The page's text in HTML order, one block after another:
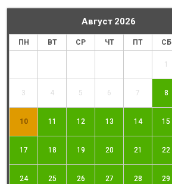
Август 2026
ПН ВТ СР ЧТ ПТ СБ
1
3 4 5 6 7 8
10 11 12 13 14 15
17 18 19 20 21 22
24 25 26 27 28 29